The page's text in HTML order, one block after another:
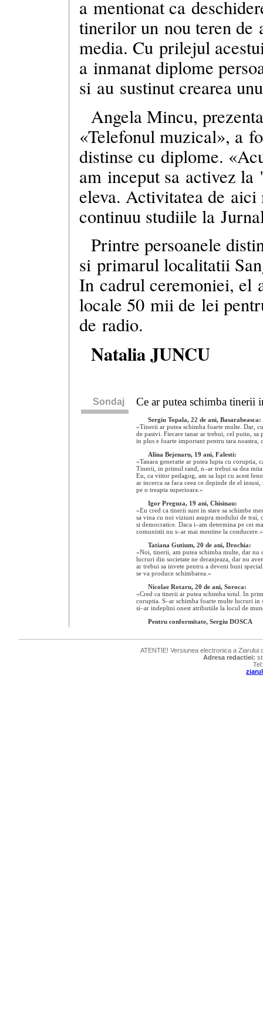
a mentionat ca
tinerilor un nou teren de
media. Cu prilejul
a inmanat diplome
si au sustinut crearea
Angela Mincu,
«Telefonul muzical», a
distinse cu diplome.
am inceput sa activez la
eleva. Activitatea de aici
continuu studiile la
Printre persoanele
si primarul localitatii
In cadrul ceremoniei, el
locale 50 mii de lei
de radio.
Natalia JUNCU
Sondaj Ce ar putea schimba tinerii
Sergiu Topala, 22 de ani, Basarabeasca:
«Tinerii ar putea schimba foarte multe. Dar,
de pasivi. Fiecare tanar ar trebui, cel putin, sa
in plus e foarte important pentru tara noastra,
Alina Bejenaru, 19 ani, Falesti:
«Tanara generatie ar putea lupta cu coruptia,
Tinerii, in primul rand, n–ar trebui sa dea
Eu, ca viitor pedagog, am sa lupt cu acest
ar incerca sa faca ceea ce depinde de el
pe o treapta superioara.»
Igor Preguza, 19 ani, Chisinau:
«Eu cred ca tinerii sunt in stare sa schimbe
sa vina cu noi viziuni asupra modului de trai,
si democratice. Daca i–am determina pe cei
comunistii nu s–ar mai mentine la conducere.»
Tatiana Gutium, 20 de ani, Drochia:
«Noi, tinerii, am putea schimba multe, dar nu
lucruri din societate ne deranjeaza, dar nu
ar trebui sa invete pentru a deveni buni
se va produce schimbarea.»
Nicolae Rotaru, 20 de ani, Soroca:
«Cred ca tinerii ar putea schimba totul. In
coruptia. S–ar schimba foarte multe lucruri in
si–ar indeplini onest atributiile la locul de
Pentru conformitate, Sergiu DOSCA
ATENTIE! Versiunea electronica a Ziarului
Adresa redactiei: